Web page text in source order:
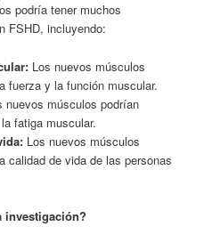
podría tener muchos
FSHD, incluyendo:
Los nuevos músculos
fuerza y la función muscular.
músculos podrían
fatiga muscular.
Los nuevos músculos
calidad de vida de las personas
investigación?